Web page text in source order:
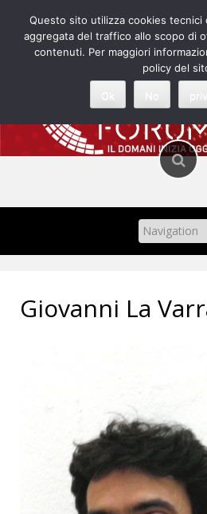
content
Giovanni La
Questo sito utilizza cookies tecnici
aggregata del traffico allo scopo di
contenuti. Per maggiori
policy del